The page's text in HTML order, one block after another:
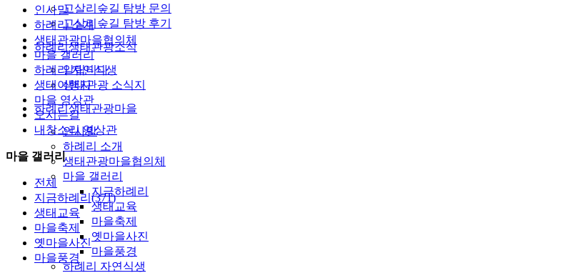
고살리숲길 탐방 문의
고살리숲길 탐방 후기
하례리생태관광소식
알립니다
생태관광 소식지
하례리생태관광마을
인사말
하례리 소개
생태관광마을협의체
마을 갤러리
지금하례리
생태교육
마을축제
옛마을사진
마을풍경
하례리 자연식생
인사말
하례리 소개
생태관광마을협의체
마을 갤러리
하례리 자연식생
생태여행지
마을 영상관
오시는길
내창소리 영상관
마을 갤러리
전체
지금하례리(371)
생태교육
마을축제
옛마을사진
마을풍경